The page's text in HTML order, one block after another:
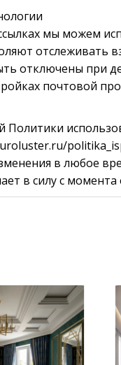
мы можем
отслеживать
отключены при
почтовой
Политики
в любое
в силу с